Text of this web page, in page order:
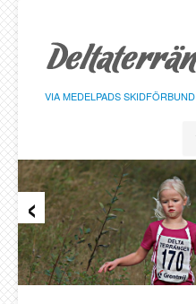
sidans
innehåll
VIA MEDELPADS SKIDFÖRBUND
Tävlingar
Resultat
Löpare
Klasser
Föreningar
‹